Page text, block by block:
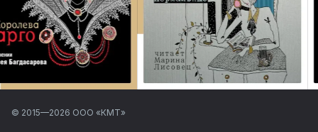
© 2015—2026 ООО «КМТ»